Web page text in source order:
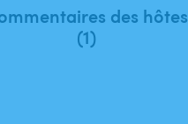
des hôtes
(1)